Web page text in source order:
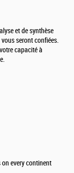
et de synthèse
seront confiées.
capacité à
every continent